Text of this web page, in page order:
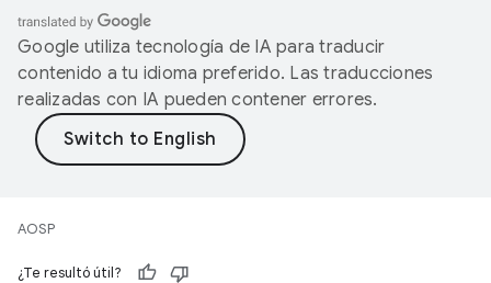
Google utiliza tecnología de IA para traducir
contenido a tu idioma preferido. Las traducciones
realizadas con IA pueden contener errores.
AOSP
¿Te resultó útil?